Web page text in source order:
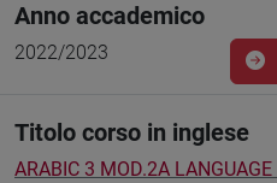
Anno accademico
2022/2023
Titolo corso in inglese
ARABIC 3 MOD.2A LANGUAGE